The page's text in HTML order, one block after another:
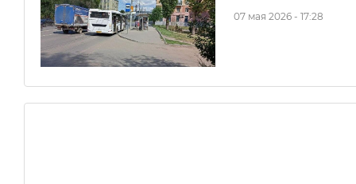
07 мая 2026 - 17:28